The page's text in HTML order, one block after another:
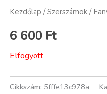
Kezdőlap /Szerszámok /
6 600 Ft
Elfogyott
Cikkszám: 5fffe13c978a